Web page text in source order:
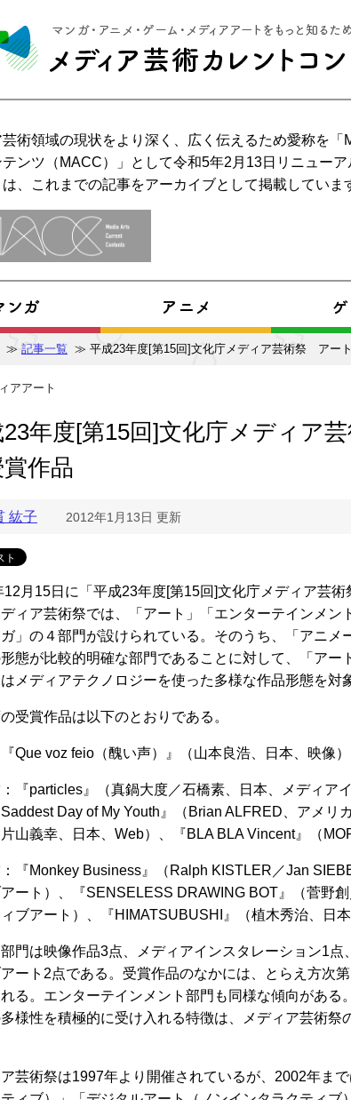
芸術領域の現状をより深く、広く伝えるため愛称を
テンツ（MACC）」として令和5年2月13日リニュー
、これまでの記事をアーカイブとして掲載していま
≫ 記事一覧 ≫ 平成23年度[第15回]文化庁メディア芸術祭 アー
アアート
23年度[第15回]文化庁メディア
賞作品
紘子 2012年1月13日 更新
12月15日に「平成23年度[第15回]文化庁メディア芸
ィア芸術祭では、「アート」「エンターテインメン
ガ」の４部門が設けられている。そのうち、「アニメ
態が比較的明確な部門であることに対して、「アー
メディアテクノロジーを使った多様な作品形態を対
受賞作品は以下のとおりである。
Que voz feio（醜い声）』（山本良浩、日本、映像）
『particles』（真鍋大度／石橋素、日本、メディア
Saddest Day of My Youth』（Brian ALFRED、アメリ
山義幸、日本、Web）、『BLA BLA Vincent』（
『Monkey Business』（Ralph KISTLER／Jan
ート）、『SENSELESS DRAWING BOT』（菅野
ブアート）、『HIMATSUBUSHI』（植木秀治、日本
門は映像作品3点、メディアインスタレーション1点
ート2点である。受賞作品のなかには、とらえ方次
る。エンターテインメント部門も同様な傾向がある
様性を積極的に受け入れる特徴は、メディア芸術祭
ア芸術祭は1997年より開催されているが、2002年ま